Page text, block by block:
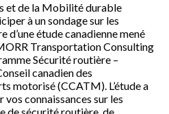
et de la Mobilité durable
à un sondage sur les
étude canadienne mené
Transportation Consulting
Sécurité routière –
canadien des
motorisé (CCATM). L’étude a
connaissances sur les